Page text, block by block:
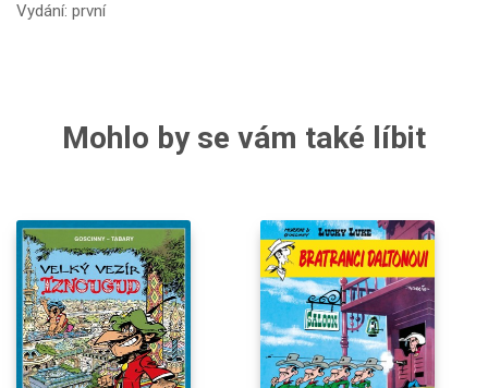
Vydání: první
Mohlo by se vám také líbit